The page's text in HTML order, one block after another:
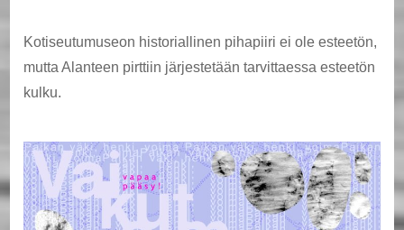
Kotiseutumuseon historiallinen pihapiiri ei ole esteetön,
mutta Alanteen pirttiin järjestetään tarvittaessa esteetön
kulku.